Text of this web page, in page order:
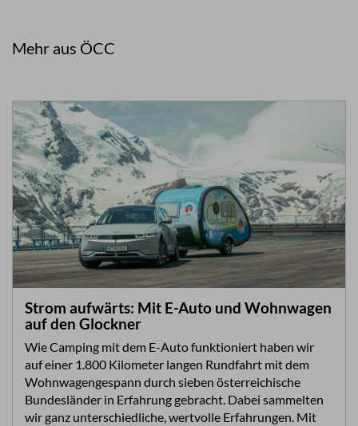
Mehr aus ÖCC
Strom aufwärts: Mit E-Auto und Wohnwagen
auf den Glockner
Wie Camping mit dem E-Auto funktioniert haben wir
auf einer 1.800 Kilometer langen Rundfahrt mit dem
Wohnwagengespann durch sieben österreichische
Bundesländer in Erfahrung gebracht. Dabei sammelten
wir ganz unterschiedliche, wertvolle Erfahrungen. Mit